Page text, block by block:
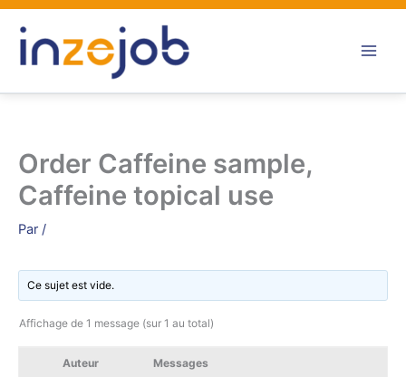
Aller
contenu
Order Caffeine sample,
Caffeine topical use
Par /
Ce sujet est vide.
Affichage de 1 message (sur 1 au total)
Auteur Messages